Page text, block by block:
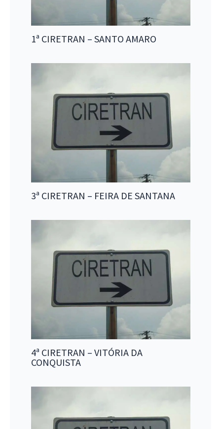
1ª CIRETRAN – SANTO AMARO
3ª CIRETRAN – FEIRA DE SANTANA
4ª CIRETRAN – VITÓRIA DA
CONQUISTA